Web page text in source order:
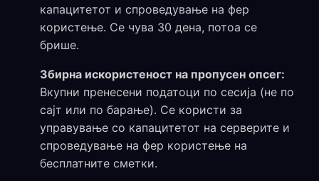
капацитетот и спроведување на фер
користење. Се чува 30 дена, потоа се
брише.
Збирна искористеност на пропусен опсег:
Вкупни пренесени податоци по сесија (не по
сајт или по барање). Се користи за
управување со капацитетот на серверите и
спроведување на фер користење на
бесплатните сметки.